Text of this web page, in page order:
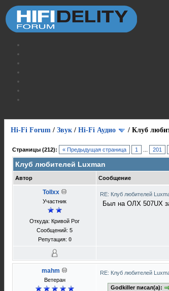
Hi-Fi Forum / Звук / Hi-Fi Аудио / Клуб
Страницы (212): « Предыдущая страница 1 201
Клуб любителей Luxman
Автор Сообщение
Tollxx
Участник
Откуда: Кривой Рог
Сообщений: 5
Репутация: 0
RE: Клуб любителей
Был на ОЛХ 507UX
mahm
Ветеран
RE: Клуб любителей
Godkiller писал(а):